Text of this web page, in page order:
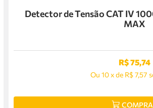
Detector de Tensão CAT IV
MAX
R$75,74
Ou 10 xde R$ 7,57